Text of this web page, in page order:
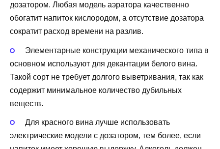
дозатором. Любая модель аэратора качественно
обогатит напиток кислородом, а отсутствие дозатора
сократит расход времени на разлив.
Элементарные конструкции механического типа в
основном используют для декантации белого вина.
Такой сорт не требует долгого выветривания, так как
содержит минимальное количество дубильных
веществ.
Для красного вина лучше использовать
электрические модели с дозатором, тем более, если